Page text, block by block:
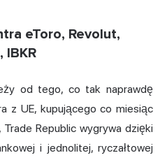
eToro, Revolut,
IBKR
od tego, co tak naprawdę
z UE, kupującego co miesiąc
Republic wygrywa dzięki
i jednolitej, ryczałtowej